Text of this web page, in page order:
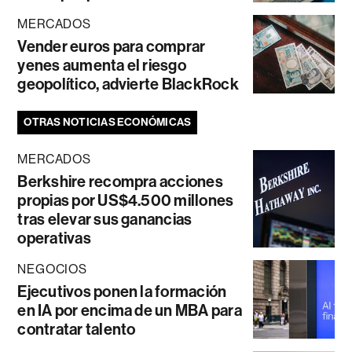
MERCADOS
Vender euros para comprar
yenes aumenta el riesgo
geopolítico, advierte BlackRock
OTRAS NOTICIAS ECONÓMICAS
MERCADOS
Berkshire recompra acciones
propias por US$4.500 millones
tras elevar sus ganancias
operativas
NEGOCIOS
Ejecutivos ponen la formación
en IA por encima de un MBA para
contratar talento